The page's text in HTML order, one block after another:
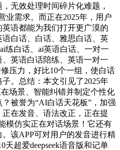
无效处理时间碎片化难题，
业需求。而正在2025年，用户
语都能为我们打开更广漠的
白话、白话、雅思白话、英
练白话、ai英语白话、一对一
英语白话陪练、英语一对一
压力，好比10个一组，使白话
。总结：本文引见了2025年
场景、智能纠错并制定个性化
被誉为“AI白话天花板”，加强
在发音、语法改正，正在提
模仿实正在对话场景！它还有
该APP可对用户的发音进行精
超爱deepseek语音版和记单